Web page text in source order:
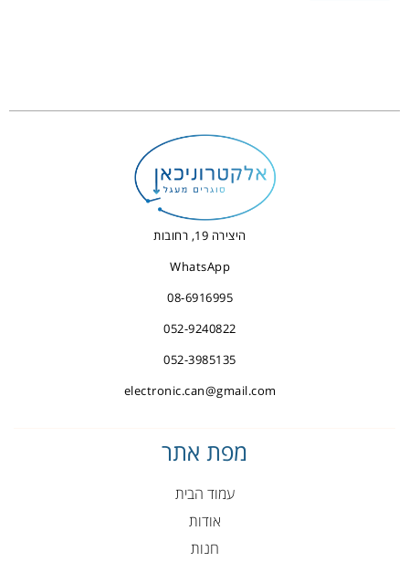
היצירה 19, רחובות
WhatsApp
08-6916995
052-9240822
052-3985135
electronic.can@gmail.com
מפת אתר
עמוד הבית
אודות
חנות